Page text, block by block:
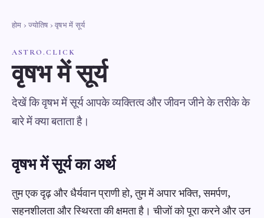
होम ›ज्योतिष› वृषभ में सूर्य
ASTRO.CLICK
वृषभ में सूर्य
देखें कि वृषभ में सूर्य आपके व्यक्तित्व और जीवन जीने के तरीके के
बारे में क्या बताता है।
वृषभ में सूर्य का अर्थ
तुम एक दृढ़ और धैर्यवान प्राणी हो, तुम में अपार भक्ति, समर्पण,
सहनशीलता और स्थिरता की क्षमता है। चीजों को पूरा करने और उन